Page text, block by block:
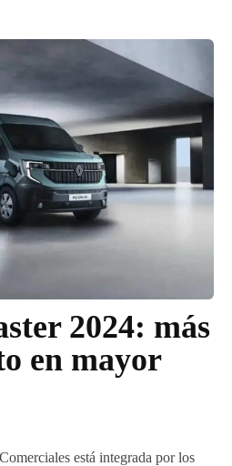
2024: más
en mayor
está integrada por los